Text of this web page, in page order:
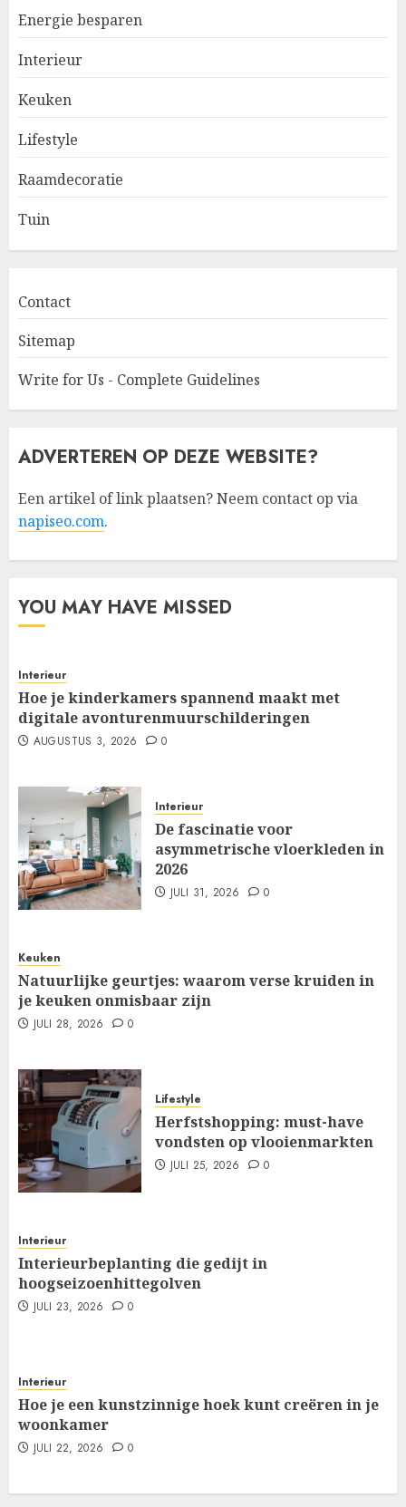
Energie besparen
Interieur
Keuken
Lifestyle
Raamdecoratie
Tuin
Contact
Sitemap
Write for Us - Complete Guidelines
ADVERTEREN OP DEZE WEBSITE?
Een artikel of link plaatsen? Neem contact op via
napiseo.com.
YOU MAY HAVE MISSED
Interieur
Hoe je kinderkamers spannend maakt met
digitale avonturenmuurschilderingen
AUGUSTUS 3, 2026 0
Interieur
De fascinatie voor
asymmetrische vloerkleden in
2026
JULI 31, 2026 0
Keuken
Natuurlijke geurtjes: waarom verse kruiden in
je keuken onmisbaar zijn
JULI 28, 2026 0
Lifestyle
Herfstshopping: must-have
vondsten op vlooienmarkten
JULI 25, 2026 0
Interieur
Interieurbeplanting die gedijt in
hoogseizoenhittegolven
JULI 23, 2026 0
Interieur
Hoe je een kunstzinnige hoek kunt creëren in je
woonkamer
JULI 22, 2026 0